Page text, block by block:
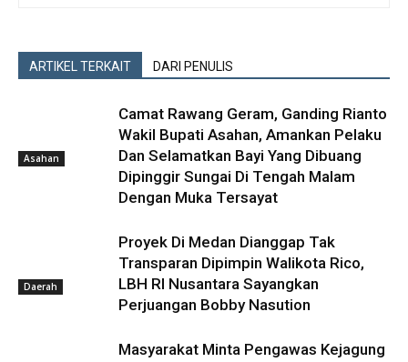
ARTIKEL TERKAIT DARI PENULIS
Asahan
Camat Rawang Geram, Ganding Rianto
Wakil Bupati Asahan, Amankan Pelaku
Dan Selamatkan Bayi Yang Dibuang
Dipinggir Sungai Di Tengah Malam
Dengan Muka Tersayat
Daerah
Proyek Di Medan Dianggap Tak
Transparan Dipimpin Walikota Rico,
LBH RI Nusantara Sayangkan
Perjuangan Bobby Nasution
Masyarakat Minta Pengawas Kejagung